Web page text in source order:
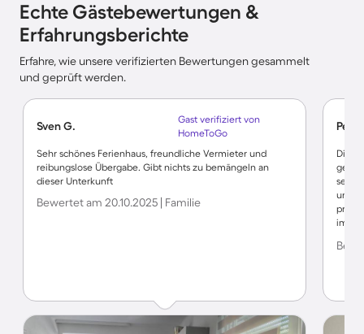
Echte Gästebewertungen &
Erfahrungsberichte
Erfahre, wie unsere verifizierten Bewertungen gesammelt
und geprüft werden.
Sven G.
Gast verifiziert von
HomeToGo
Sehr schönes Ferienhaus, freundliche Vermieter und
reibungslose Übergabe. Gibt nichts zu bemängeln an
dieser Unterkunft
Bewertet am 20.10.2025 | Familie
Die
prima
im